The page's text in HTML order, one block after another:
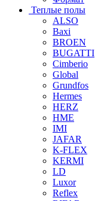
Теплые полы
ALSO
Baxi
BROEN
BUGATTI
Cimberio
Global
Grundfos
Hermes
HERZ
HME
IMI
JAFAR
K-FLEX
KERMI
LD
Luxor
Reflex